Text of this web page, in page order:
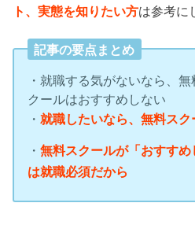
ト、実態を知りたい方は参考に
記事の要点まとめ
・就職する気がないなら、
クールはおすすめしない
・就職したいなら、無料ス
・無料スクールが「おすす
は就職必須だから